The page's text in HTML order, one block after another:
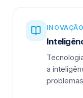
INOVAÇÃO
a